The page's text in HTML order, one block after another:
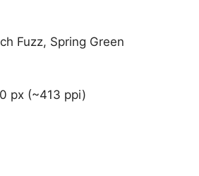
Fuzz, Spring Green
px (~413 ppi)